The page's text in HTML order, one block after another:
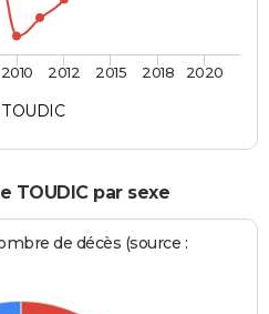
TOUDIC
2010 2012 2015 2018 2020
TOUDIC par sexe
de décès (source :